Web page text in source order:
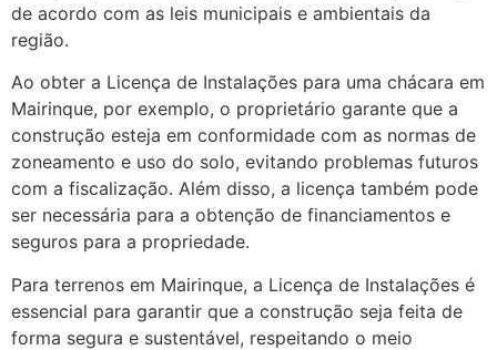
de acordo com as leis municipais e ambientais da
região.
Ao obter a Licença de Instalações para uma chácara em
Mairinque, por exemplo, o proprietário garante que a
construção esteja em conformidade com as normas de
zoneamento e uso do solo, evitando problemas futuros
com a fiscalização. Além disso, a licença também pode
ser necessária para a obtenção de financiamentos e
seguros para a propriedade.
Para terrenos em Mairinque, a Licença de Instalações é
essencial para garantir que a construção seja feita de
forma segura e sustentável, respeitando o meio